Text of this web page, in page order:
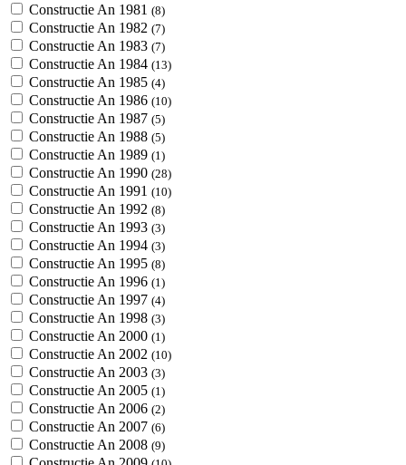
Constructie An 1981 (8)
Constructie An 1982 (7)
Constructie An 1983 (7)
Constructie An 1984 (13)
Constructie An 1985 (4)
Constructie An 1986 (10)
Constructie An 1987 (5)
Constructie An 1988 (5)
Constructie An 1989 (1)
Constructie An 1990 (28)
Constructie An 1991 (10)
Constructie An 1992 (8)
Constructie An 1993 (3)
Constructie An 1994 (3)
Constructie An 1995 (8)
Constructie An 1996 (1)
Constructie An 1997 (4)
Constructie An 1998 (3)
Constructie An 2000 (1)
Constructie An 2002 (10)
Constructie An 2003 (3)
Constructie An 2005 (1)
Constructie An 2006 (2)
Constructie An 2007 (6)
Constructie An 2008 (9)